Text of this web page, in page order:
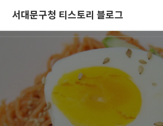
서대문구청 티스토리 블로그